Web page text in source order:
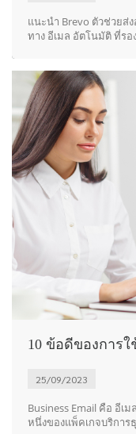
แนะนำ Brevo ตัวช่วยส่
ทาง อีเมล อัตโนมัติ ที่รอ
10 ข้อดีของการใ
25/09/2023
Business Email คือ อีเ
หนึ่งของแพ็คเกจบริการ